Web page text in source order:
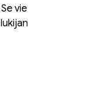
vie